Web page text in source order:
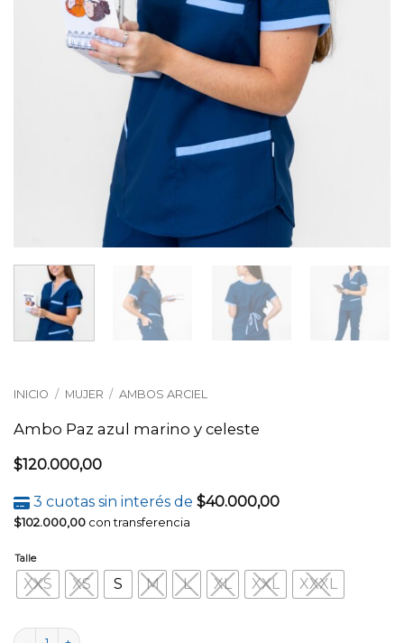
INICIO / MUJER / AMBOS ARCIEL
Ambo Paz azul marino y celeste
$120.000,00
3 cuotas sin interés de $40.000,00
$102.000,00 con transferencia
Talle
XXS XS S M L XL XXL XXXL
Ambo Paz azul marino y celeste cantidad